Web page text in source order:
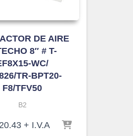
DE AIRE
8″ # T-
WC/
TR-BPT20-
F8/TFV50
B2
+ I.V.A